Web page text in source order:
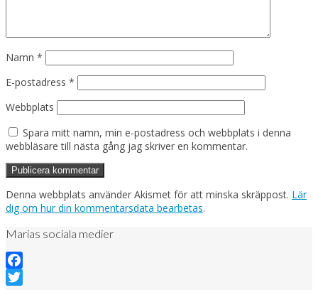
Namn *
E-postadress *
Webbplats
Spara mitt namn, min e-postadress och webbplats i denna
webbläsare till nästa gång jag skriver en kommentar.
Denna webbplats använder Akismet för att minska skräppost. Lär
dig om hur din kommentarsdata bearbetas.
Marias sociala medier
Facebook